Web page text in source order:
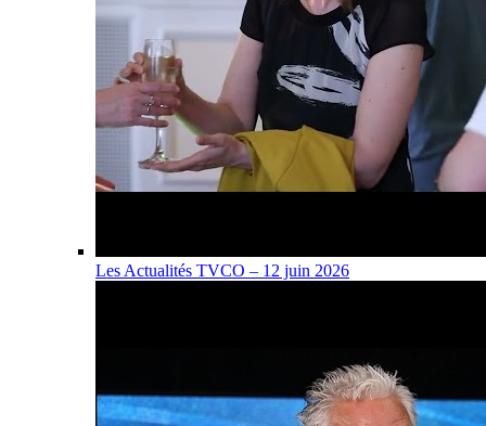
Les Actualités TVCO – 12 juin 2026